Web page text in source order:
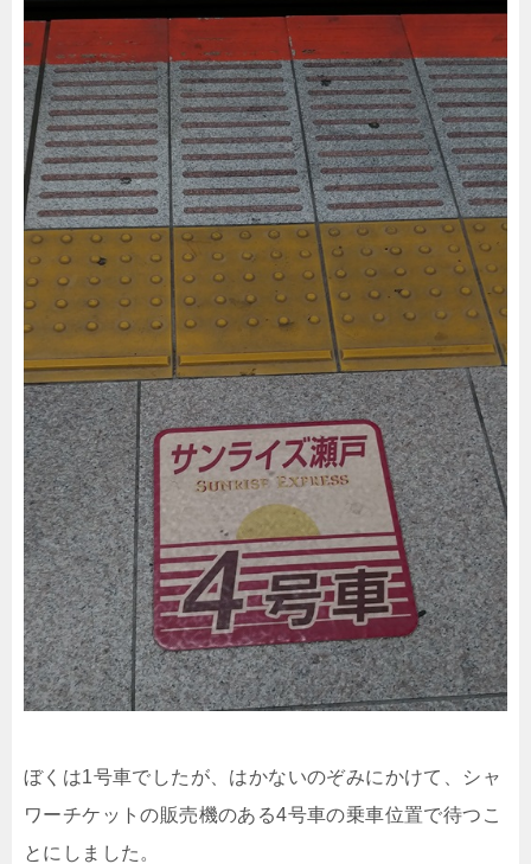
ぼくは1号車でしたが、はかないのぞみにかけて、シャ
ワーチケットの販売機のある4号車の乗車位置で待つこ
とにしました。